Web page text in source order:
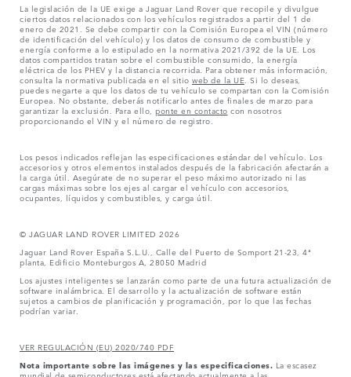
La legislación de la UE exige a Jaguar Land Rover que recopile y divulgue
ciertos datos relacionados con los vehículos registrados a partir del 1 de
enero de 2021. Se debe compartir con la Comisión Europea el VIN (número
de identificación del vehículo) y los datos de consumo de combustible y
energía conforme a lo estipulado en la normativa 2021/392 de la UE. Los
datos compartidos tratan sobre el combustible consumido, la energía
eléctrica de los PHEV y la distancia recorrida. Para obtener más información,
consulta la normativa publicada en el sitio web de la UE . Si lo deseas,
puedes negarte a que los datos de tu vehículo se compartan con la Comisión
Europea. No obstante, deberás notificarlo antes de finales de marzo para
garantizar la exclusión. Para ello, ponte en contacto con nosotros
proporcionando el VIN y el número de registro.
Los pesos indicados reflejan las especificaciones estándar del vehículo. Los
accesorios y otros elementos instalados después de la fabricación afectarán a
la carga útil. Asegúrate de no superar el peso máximo autorizado ni las
cargas máximas sobre los ejes al cargar el vehículo con accesorios,
ocupantes, líquidos y combustibles, y carga útil.
© JAGUAR LAND ROVER LIMITED 2026
Jaguar Land Rover España S.L.U., Calle del Puerto de Somport 21-23, 4ª
planta, Edificio Monteburgos A, 28050 Madrid
Los ajustes inteligentes se lanzarán como parte de una futura actualización de
software inalámbrica. El desarrollo y la actualización de software están
sujetos a cambios de planificación y programación, por lo que las fechas
podrían variar.
VER REGULACIÓN (EU) 2020/740 PDF
Nota importante sobre las imágenes y las especificaciones. La escasez
mundial de semiconductores está afectando actualmente a las